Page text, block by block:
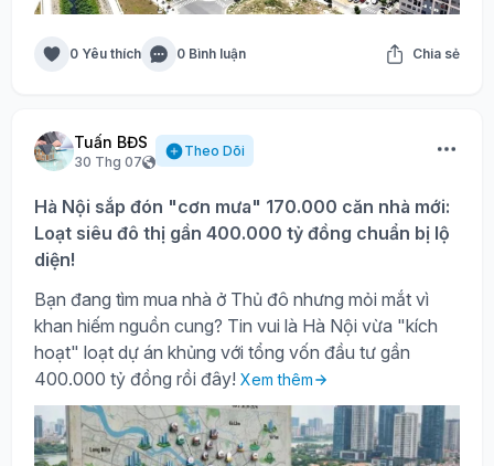
0 Yêu thích 0 Bình luận Chia sẻ
Tuấn BĐS
30 Thg 07
Theo Dõi
Hà Nội sắp đón "cơn mưa" 170.000 căn nhà mới:
Loạt siêu đô thị gần 400.000 tỷ đồng chuẩn bị lộ
diện!
Bạn đang tìm mua nhà ở Thủ đô nhưng mỏi mắt vì
khan hiếm nguồn cung? Tin vui là Hà Nội vừa "kích
hoạt" loạt dự án khủng với tổng vốn đầu tư gần
400.000 tỷ đồng rồi đây! Xem thêm